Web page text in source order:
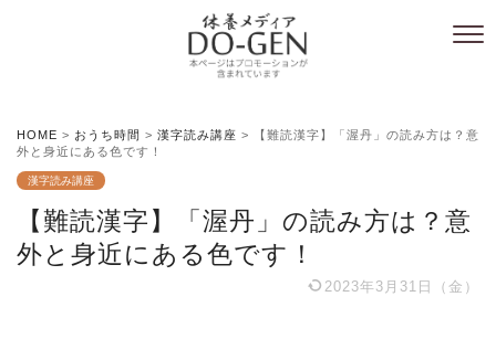
HOME > おうち時間 > 漢字読み講座 >
【難読漢字】「渥丹」の読み方は？意
外と身近にある色です！
漢字読み講座
【難読漢字】「渥丹」の読み方は？意
外と身近にある色です！
2023年3月31日（金）